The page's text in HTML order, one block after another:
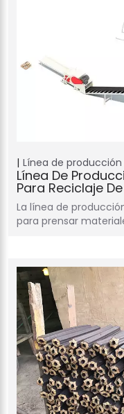
Línea de producción
Línea De
Para Reciclaje
La línea de
para prensar